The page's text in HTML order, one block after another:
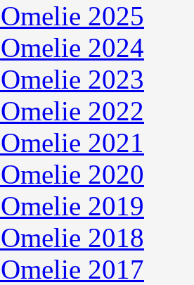
2025
2024
2023
2022
2021
2020
2019
2018
2017